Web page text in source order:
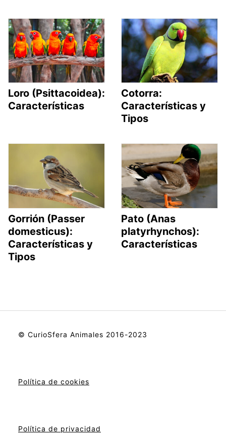
Loro (Psittacoidea):
Características
Cotorra:
Características y
Tipos
Gorrión (Passer
domesticus):
Características y
Tipos
Pato (Anas
platyrhynchos):
Características
© CurioSfera Animales 2016-2023
Política de cookies
Política de privacidad